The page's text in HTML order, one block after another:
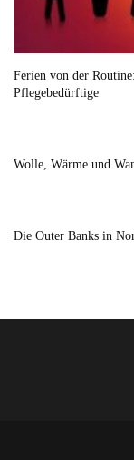
Ferien von der
Pflegebedürftige
Wolle, Wärme und
Die Outer Banks in